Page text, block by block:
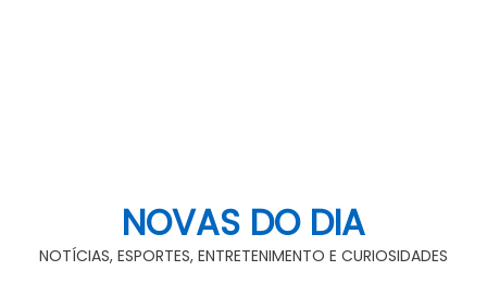
NOVAS DO DIA
NOTÍCIAS, ESPORTES, ENTRETENIMENTO E CURIOSIDADES